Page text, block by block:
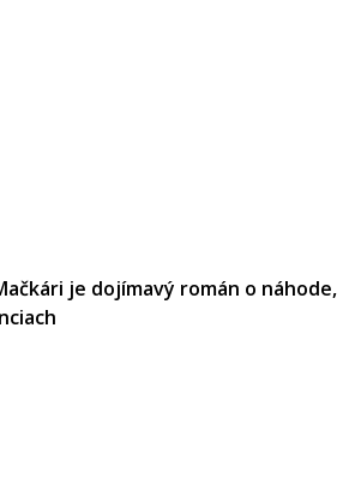
je dojímavý román o náhode,